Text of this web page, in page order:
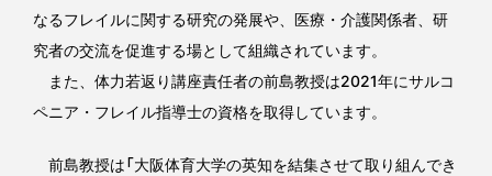
なるフレイルに関する研究の発展や、医療・介護関係者、研
究者の交流を促進する場として組織されています。
また、体力若返り講座責任者の前島教授は2021年にサルコ
ペニア・フレイル指導士の資格を取得しています。
前島教授は「大阪体育大学の英知を結集させて取り組んでき